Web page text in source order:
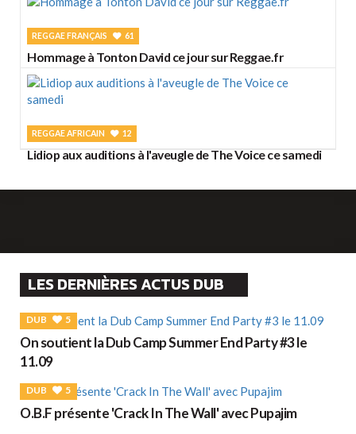
REGGAE FRANÇAIS 61
Hommage à Tonton David ce jour sur Reggae.fr
REGGAE AFRICAIN 12
Lidiop aux auditions à l'aveugle de The Voice ce samedi
LES DERNIÈRES ACTUS DUB
DUB 5
On soutient la Dub Camp Summer End Party #3 le
11.09
DUB 5
O.B.F présente 'Crack In The Wall' avec Pupajim